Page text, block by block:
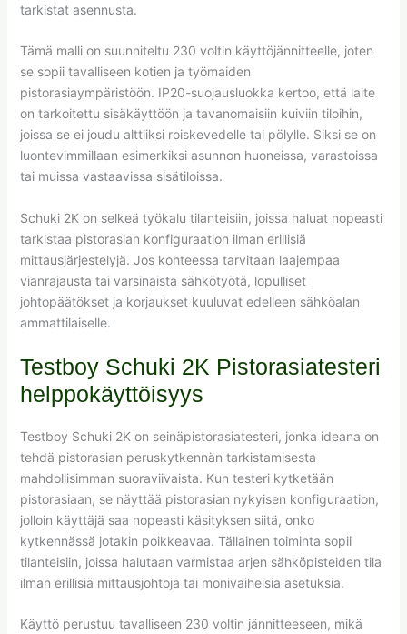
tarkistat asennusta.
Tämä malli on suunniteltu 230 voltin käyttöjännitteelle, joten
se sopii tavalliseen kotien ja työmaiden
pistorasiaympäristöön. IP20-suojausluokka kertoo, että laite
on tarkoitettu sisäkäyttöön ja tavanomaisiin kuiviin tiloihin,
joissa se ei joudu alttiiksi roiskevedelle tai pölylle. Siksi se on
luontevimmillaan esimerkiksi asunnon huoneissa, varastoissa
tai muissa vastaavissa sisätiloissa.
Schuki 2K on selkeä työkalu tilanteisiin, joissa haluat nopeasti
tarkistaa pistorasian konfiguraation ilman erillisiä
mittausjärjestelyjä. Jos kohteessa tarvitaan laajempaa
vianrajausta tai varsinaista sähkötyötä, lopulliset
johtopäätökset ja korjaukset kuuluvat edelleen sähköalan
ammattilaiselle.
Testboy Schuki 2K Pistorasiatesteri
helppokäyttöisyys
Testboy Schuki 2K on seinäpistorasiatesteri, jonka ideana on
tehdä pistorasian peruskytkennän tarkistamisesta
mahdollisimman suoraviivaista. Kun testeri kytketään
pistorasiaan, se näyttää pistorasian nykyisen konfiguraation,
jolloin käyttäjä saa nopeasti käsityksen siitä, onko
kytkennässä jotakin poikkeavaa. Tällainen toiminta sopii
tilanteisiin, joissa halutaan varmistaa arjen sähköpisteiden tila
ilman erillisiä mittausjohtoja tai monivaiheisia asetuksia.
Käyttö perustuu tavalliseen 230 voltin jännitteeseen, mikä